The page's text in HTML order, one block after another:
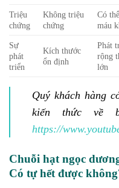
Triệu
chứng
Không triệu
chứng
Có
máu
Sự
phát
triển
Kích thước
ổn định
Phát
rộng
lớn
Quý khách hàng
kiến thức về
https://
Chuỗi hạt ngọc
Có tự hết được